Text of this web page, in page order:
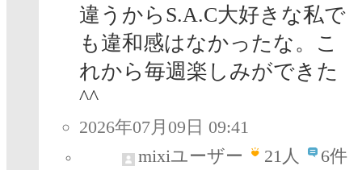
違うからS.A.C大好きな私で
も違和感はなかったな。こ
れから毎週楽しみができた
^^
2026年07月09日 09:41
mixiユーザー
21人 6件